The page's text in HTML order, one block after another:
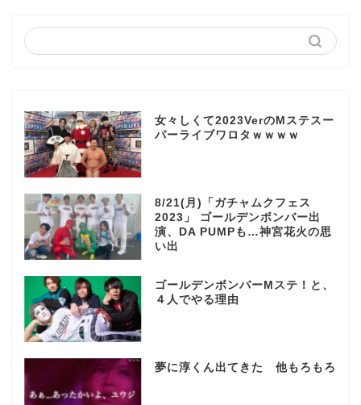
女々しくて2023VerのMステスー
パーライブワロタｗｗｗｗ
8/21(月)「ガチャムクフェス
2023」 ゴールデンボンバー出
演、DA PUMPも…神宮花火の思
い出
ゴールデンボンバーMステ！と、
４人でやる理由
夢に淳くん出てきた 他もろもろ